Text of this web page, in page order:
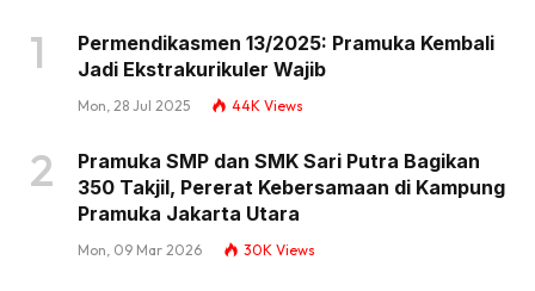
Permendikasmen 13/2025: Pramuka Kembali
Jadi Ekstrakurikuler Wajib
Mon, 28 Jul 2025 44K Views
Pramuka SMP dan SMK Sari Putra Bagikan
350 Takjil, Pererat Kebersamaan di Kampung
Pramuka Jakarta Utara
Mon, 09 Mar 2026 30K Views